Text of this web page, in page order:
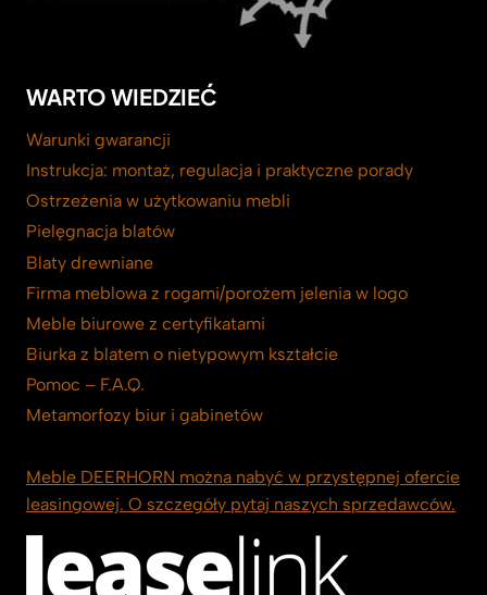
WARTO WIEDZIEĆ
Warunki gwarancji
Instrukcja: montaż, regulacja i praktyczne porady
Ostrzeżenia w użytkowaniu mebli
Pielęgnacja blatów
Blaty drewniane
Firma meblowa z rogami/porożem jelenia w logo
Meble biurowe z certyfikatami
Biurka z blatem o nietypowym kształcie
Pomoc – F.A.Q.
Metamorfozy biur i gabinetów
Meble DEERHORN można nabyć w przystępnej ofercie
leasingowej. O szczegóły pytaj naszych sprzedawców.